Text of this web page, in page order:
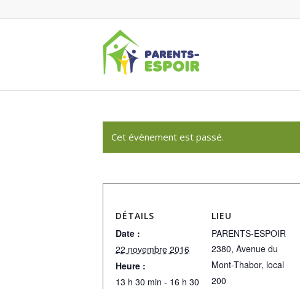
Cet évènement est passé.
DÉTAILS
Date :
22 novembre 2016
Heure :
13 h 30 min - 16 h 30
LIEU
PARENTS-ESPOIR
2380, Avenue du
Mont-Thabor, local
200